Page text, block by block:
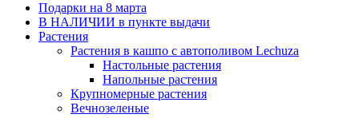
Подарки на 8 марта
В НАЛИЧИИ в пункте выдачи
Растения
Растения в кашпо с автополивом Lechuza
Настольные растения
Напольные растения
Крупномерные растения
Вечнозеленые